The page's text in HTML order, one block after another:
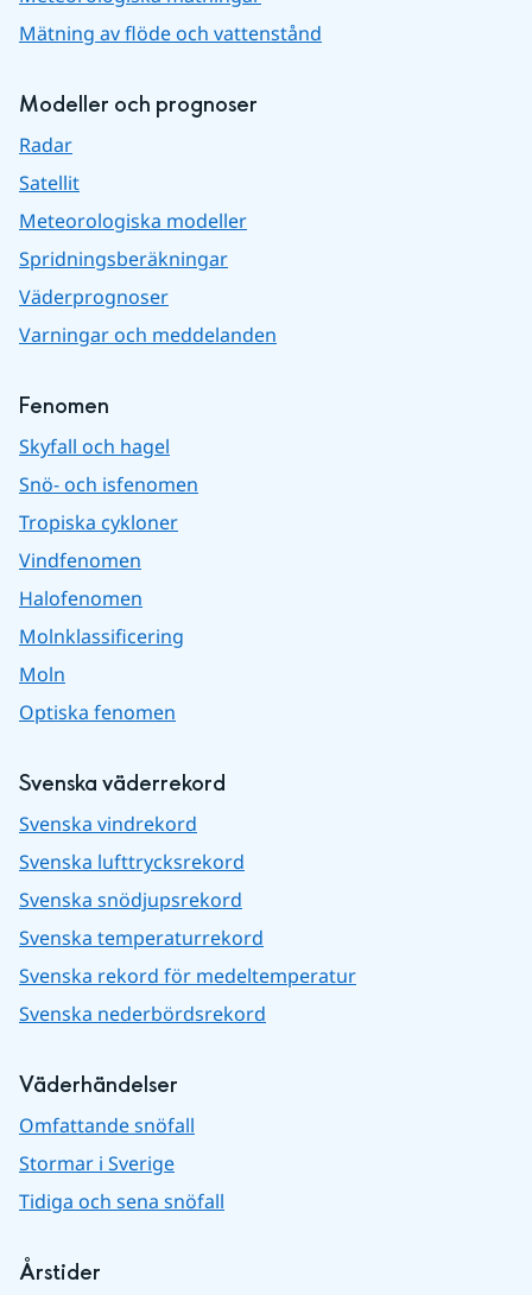
Mätning av flöde och vattenstånd
Modeller och prognoser
Radar
Satellit
Meteorologiska modeller
Spridningsberäkningar
Väderprognoser
Varningar och meddelanden
Fenomen
Skyfall och hagel
Snö- och isfenomen
Tropiska cykloner
Vindfenomen
Halofenomen
Molnklassificering
Moln
Optiska fenomen
Svenska väderrekord
Svenska vindrekord
Svenska lufttrycksrekord
Svenska snödjupsrekord
Svenska temperaturrekord
Svenska rekord för medeltemperatur
Svenska nederbördsrekord
Väderhändelser
Omfattande snöfall
Stormar i Sverige
Tidiga och sena snöfall
Årstider